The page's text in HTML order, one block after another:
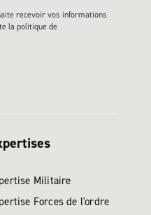
recevoir vos informations
la politique de
Militaire
Forces de l'ordre